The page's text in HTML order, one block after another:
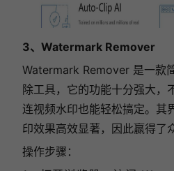
3、Watermark Remover
Watermark Remover 是一款
除工具，它的功能十分强大，
连视频水印也能轻松搞定。其
印效果高效显著，因此赢得了
操作步骤：